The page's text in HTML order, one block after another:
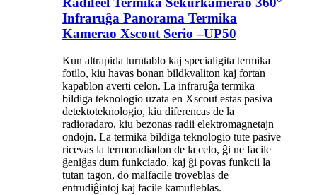
Infraruĝa Panorama Termika
Kamerao Xscout Serio –UP50
Kun altrapida turntablo kaj specialigita termika
fotilo, kiu havas bonan bildkvaliton kaj fortan
kapablon averti celon. La infraruĝa termika
bildiga teknologio uzata en Xscout estas pasiva
detektoteknologio, kiu diferencas de la
radioradaro, kiu bezonas radii elektromagnetajn
ondojn. La termika bildiga teknologio tute pasive
ricevas la termoradiadon de la celo, ĝi ne facile
ĝeniĝas dum funkciado, kaj ĝi povas funkcii la
tutan tagon, do malfacile troveblas de
entrudiĝintoj kaj facile kamufleblas.